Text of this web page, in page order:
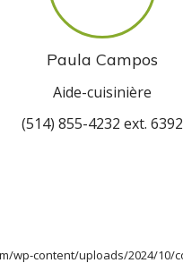
Paula Campos
Aide-cuisinière
(514) 855-4232 ext. 6392